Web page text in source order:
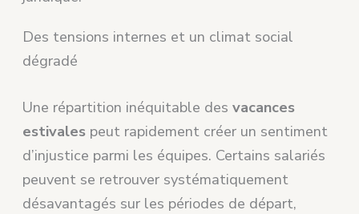
Des tensions internes et un climat social
dégradé
Une répartition inéquitable desvacances
estivales peut rapidement créer un sentiment
d’injustice parmi les équipes. Certains salariés
peuvent se retrouver systématiquement
désavantagés sur les périodes de départ,